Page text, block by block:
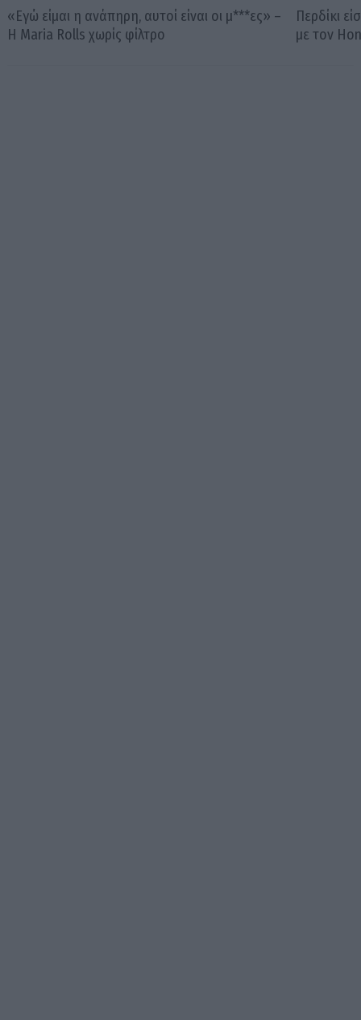
«Εγώ είμαι η ανάπηρη, αυτοί είναι οι μ***ες» –
Η Maria Rolls χωρίς φίλτρο
Περδίκι
με τον